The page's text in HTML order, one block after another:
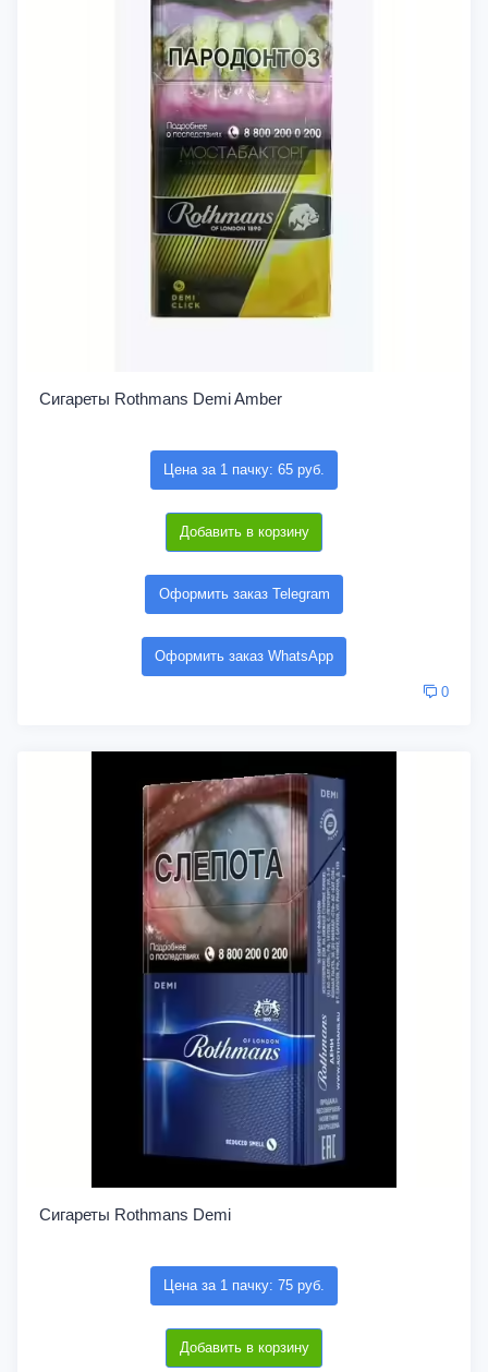
Сигареты Rothmans Demi Amber
Цена за 1 пачку: 65 руб.
Добавить в корзину
Оформить заказ Telegram
Оформить заказ WhatsApp
0
Сигареты Rothmans Demi
Цена за 1 пачку: 75 руб.
Добавить в корзину